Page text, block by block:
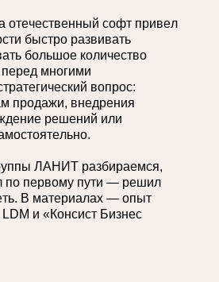
отечественный софт привел
быстро развивать
большое количество
перед многими
вопрос:
продажи, внедрения
решений или
ЛАНИТ разбираемся,
по первому пути — решил
В материалах — опыт
и «Консист Бизнес